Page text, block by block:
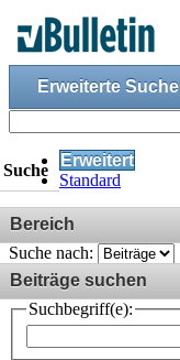
Erweiterte Suche
Suche
Erweitert
Standard
Bereich
Suche nach:
Beiträge suchen
Suchbegriff(e):